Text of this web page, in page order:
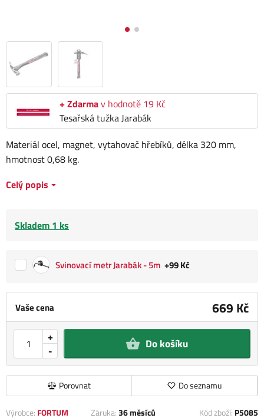
+ Zdarmav hodnotě 19 Kč
Tesařská tužka Jarabák
Vaše cena 669 Kč
-
+ Do košíku
Porovnat Do seznamu
Materiál ocel, magnet, vytahovač hřebíků, délka 320 mm,
hmotnost 0,68 kg.
Celý popis
Skladem 1 ks
Svinovací metr Jarabák - 5m +99 Kč
Výrobce: FORTUM Záruka:36 měsíců Kód zboží: P5085